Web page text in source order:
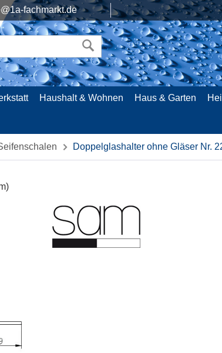
fachmarkt.de
Haushalt & Wohnen Haus & Garten
Doppelglashalter ohne Gläser Nr.